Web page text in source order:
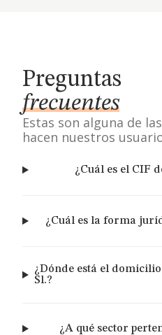
Preguntas
frecuentes
Estas son alguna de
hacen nuestros
¿Cuál es el CIF
¿Cuál es la forma
¿Dónde está el
Sl.?
¿A qué sector